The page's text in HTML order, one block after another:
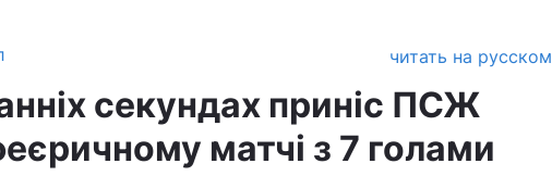
читать на русском
секундах приніс ПСЖ
матчі з 7 голами